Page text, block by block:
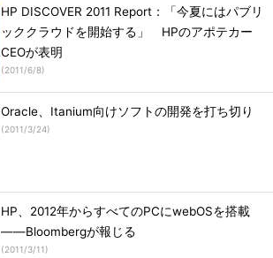
HP DISCOVER 2011 Report：「今夏にはパブリ
ッククラウドを開始する」 HPのアポテカー
CEOが表明
(2011/6/8)
Oracle、Itanium向けソフトの開発を打ち切り
(2011/3/24)
HP、2012年からすべてのPCにwebOSを搭載
――Bloombergが報じる
(2011/3/11)